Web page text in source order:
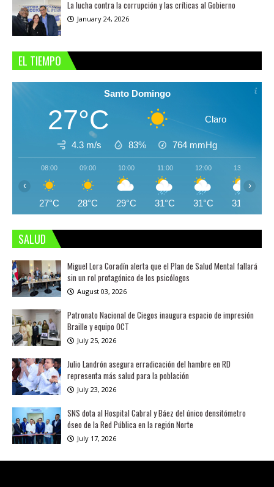
La lucha contra la corrupción y las críticas al Gobierno
January 24, 2026
EL TIEMPO
Santo Domingo
27°C Claro
4.3 m/s 83% 764 mmHg
08:00
27°C
09:00
28°C
10:00
29°C
11:00
31°C
12:00
31°C
13:00
31°C
‹ ›
SALUD
Miguel Lora Coradín alerta que el Plan de Salud Mental fallará
sin un rol protagónico de los psicólogos
August 03, 2026
Patronato Nacional de Ciegos inaugura espacio de impresión
Braille y equipo OCT
July 25, 2026
Julio Landrón asegura erradicación del hambre en RD
representa más salud para la población
July 23, 2026
SNS dota al Hospital Cabral y Báez del único densitómetro
óseo de la Red Pública en la región Norte
July 17, 2026